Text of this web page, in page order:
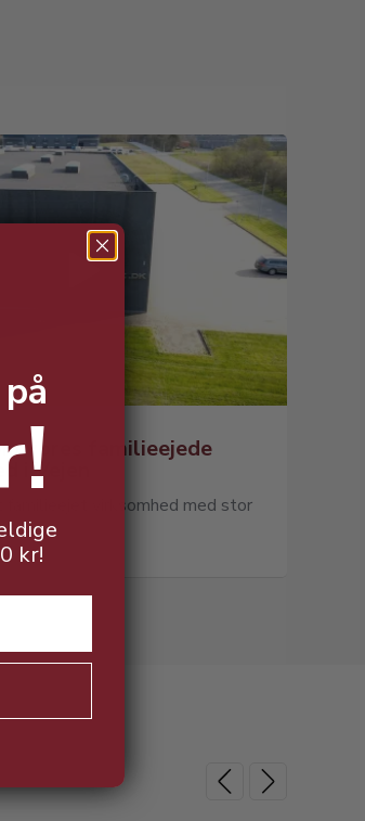
vores familieejede
i Vejen
familieejet virksomhed med stor
kr!